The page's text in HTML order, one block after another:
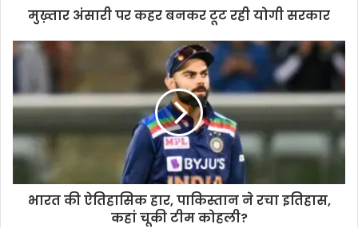
मुख़्तार अंसारी पर कहर बनकर टूट रही योगी सरकार
भारत की ऐतिहासिक हार, पाकिस्तान ने रचा इतिहास,
कहां चूकी टीम कोहली?